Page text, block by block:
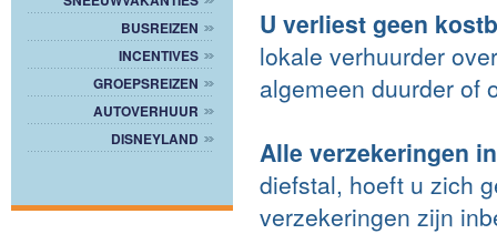
BUSREIZEN
INCENTIVES
GROEPSREIZEN
AUTOVERHUUR
DISNEYLAND
U verliest geen
lokale verhuurder
algemeen duurder of
Alle verzekeringen
diefstal, hoeft u zich
verzekeringen zijn